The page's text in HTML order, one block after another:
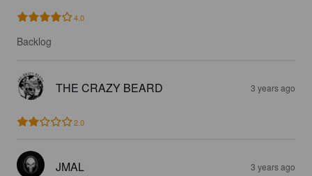
4.0
Backlog
THE CRAZY BEARD 3 years ago
2.0
JMAL 3 years ago